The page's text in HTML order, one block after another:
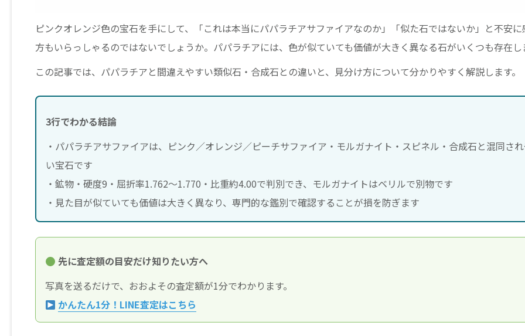
ピンクオレンジ色の宝石を手にして、「これは本当にパパラチアサファイアなのか」「似た石ではないか」と不安に
方もいらっしゃるのではないでしょうか。パパラチアには、色が似ていても価値が大きく異なる石がいくつも存在し
この記事では、パパラチアと間違えやすい類似石・合成石との違いと、見分け方について分かりやすく解説します。
3行でわかる結論
・パパラチアサファイアは、ピンク／オレンジ／ピーチサファイア・モルガナイト・スピネル・合成石と混同さ
い宝石です
・鉱物・硬度9・屈折率1.762〜1.770・比重約4.00で判別でき、モルガナイトはベリルで別物です
・見た目が似ていても価値は大きく異なり、専門的な鑑別で確認することが損を防ぎます
先に査定額の目安だけ知りたい方へ
写真を送るだけで、おおよその査定額が1分でわかります。
かんたん1分！LINE査定はこちら